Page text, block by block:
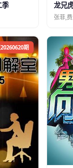
季 龙兄
张菲,
期